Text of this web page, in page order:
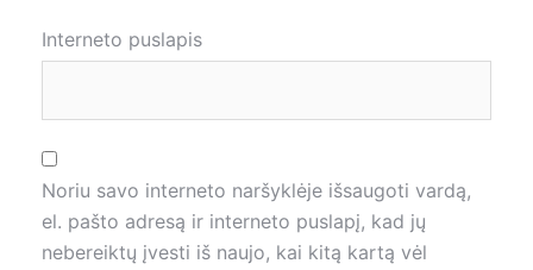
Interneto puslapis
Noriu savo interneto naršyklėje išsaugoti vardą,
el. pašto adresą ir interneto puslapį, kad jų
nebereiktų įvesti iš naujo, kai kitą kartą vėl